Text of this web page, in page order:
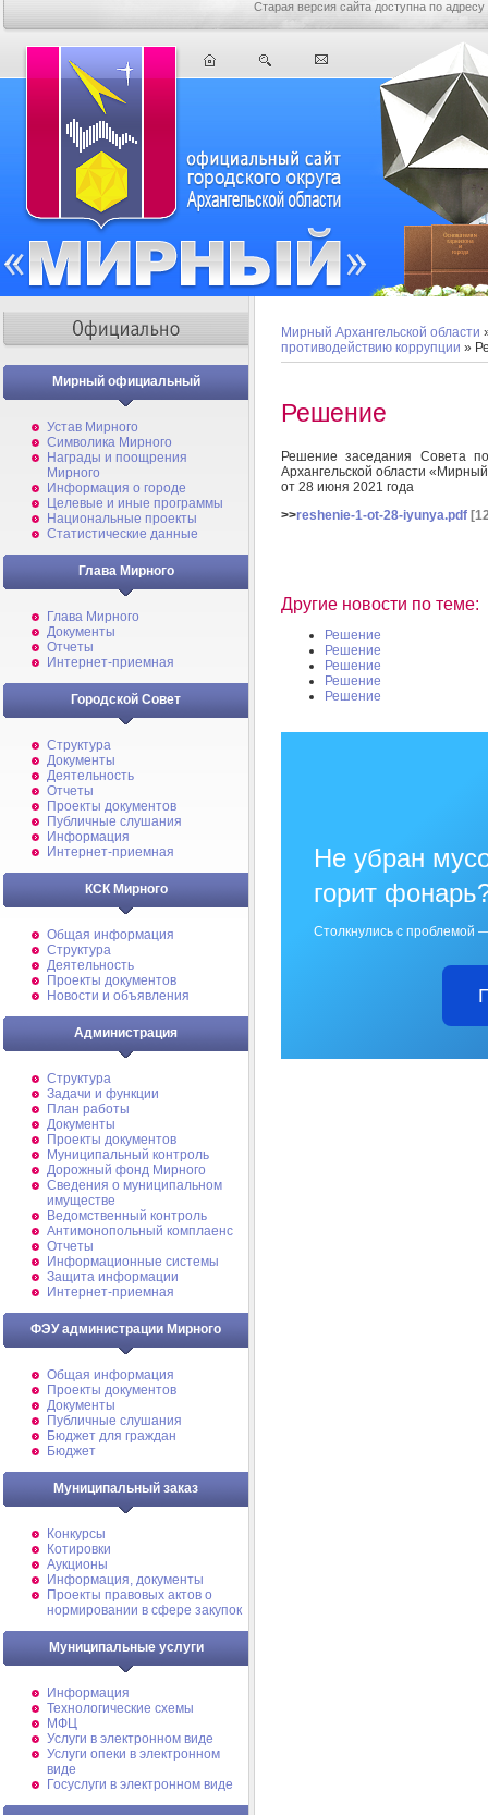
Старая версия сайта доступна по адресу
Мирный официальный
Устав Мирного
Символика Мирного
Награды и поощрения
Мирного
Информация о городе
Целевые и иные программы
Национальные проекты
Статистические данные
Глава Мирного
Глава Мирного
Документы
Отчеты
Интернет-приемная
Городской Совет
Структура
Документы
Деятельность
Отчеты
Проекты документов
Публичные слушания
Информация
Интернет-приемная
КСК Мирного
Общая информация
Структура
Деятельность
Проекты документов
Новости и объявления
Администрация
Структура
Задачи и функции
План работы
Документы
Проекты документов
Муниципальный контроль
Дорожный фонд Мирного
Cведения о муниципальном
имуществе
Ведомственный контроль
Антимонопольный комплаенс
Отчеты
Информационные системы
Защита информации
Интернет-приемная
ФЭУ администрации Мирного
Общая информация
Проекты документов
Документы
Публичные слушания
Бюджет для граждан
Бюджет
Муниципальный заказ
Конкурсы
Котировки
Аукционы
Информация, документы
Проекты правовых актов о
нормировании в сфере закупок
Муниципальные услуги
Информация
Технологические схемы
МФЦ
Услуги в электронном виде
Услуги опеки в электронном
виде
Госуслуги в электронном виде
Мирный Архангельской области
противодействию коррупции »
Решение
Решение заседания Совета
Архангельской области
от 28 июня 2021 года
>>reshenie-1-ot-28-iyunya.pdf
Другие новости по теме:
Решение
Решение
Решение
Решение
Решение
Не убран
горит
Столкнулись с проблемой